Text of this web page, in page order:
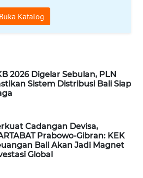
Buka Katalog
2026 Digelar Sebulan, PLN
Sistem Distribusi Bali Siap
Cadangan Devisa,
Prabowo-Gibran: KEK
Bali Akan Jadi Magnet
Global